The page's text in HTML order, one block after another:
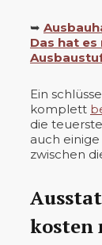
➥
Das hat
Ein
komplett
die
auch
zwischen
kosten